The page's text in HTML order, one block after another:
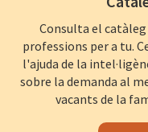
Consulta el
professions per a tu.
l'ajuda de la
sobre la demanda al
vacants de la